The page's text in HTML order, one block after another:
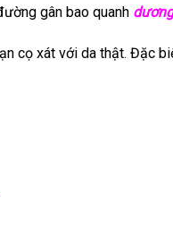
gân bao quanh
cọ xát với da thật. Đặc